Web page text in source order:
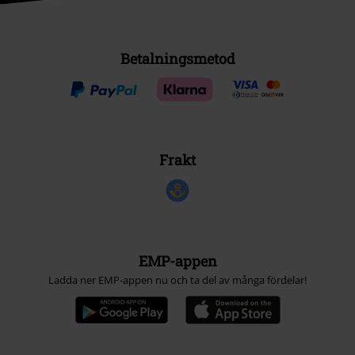
Betalningsmetod
Frakt
EMP-appen
Ladda ner EMP-appen nu och ta del av många fördelar!